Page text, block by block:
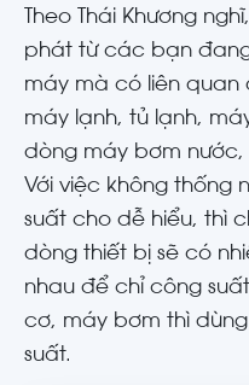
Theo Thái Khương
phát từ các bạn
máy mà có liên quan
máy lạnh, tủ lạnh,
dòng máy bơm
Với việc không thống
suất cho dễ hiểu, thì
dòng thiết bị sẽ có
nhau để chỉ công
cơ, máy bơm thì
suất.